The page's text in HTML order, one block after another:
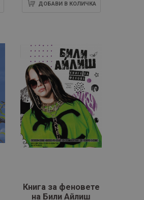
ДОБАВИ В КОЛИЧКА
Книга за феновете
на Били Айлиш